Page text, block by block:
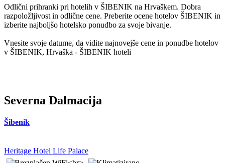
Odlični prihranki pri hotelih v ŠIBENIK na Hrvaškem. Dobra
razpoložljivost in odlične cene. Preberite ocene hotelov ŠIBENIK in
izberite najboljšo hotelsko ponudbo za svoje bivanje.
Vnesite svoje datume, da vidite najnovejše cene in ponudbe hotelov
v ŠIBENIK, Hrvaška - ŠIBENIK hoteli
Severna Dalmacija
Šibenik
Heritage Hotel Life Palace